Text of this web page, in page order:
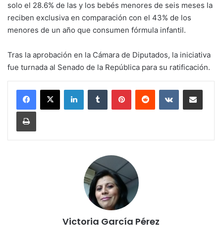
solo el 28.6% de las y los bebés menores de seis meses la
reciben exclusiva en comparación con el 43% de los
menores de un año que consumen fórmula infantil.
Tras la aprobación en la Cámara de Diputados, la iniciativa
fue turnada al Senado de la República para su ratificación.
LinkedInTumblr PinterestReddit VKontakteCompartir por
Imprimir
Victoria García Pérez